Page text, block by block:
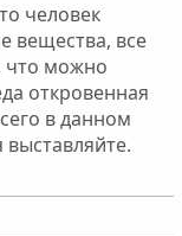
человек
вещества, все
что можно
откровенная
в данном
выставляйте.